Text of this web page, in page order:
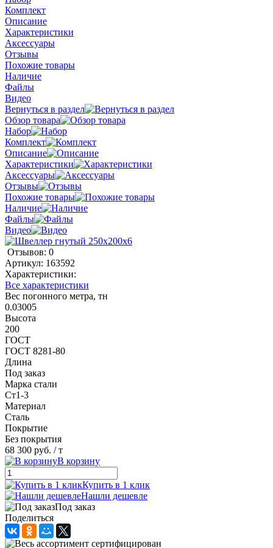
Комплект
Описание
Характеристики
Аксессуары
Отзывы
Похожие товары
Наличие
Файлы
Видео
Вернуться в раздел
Обзор товара
Набор
Комплект
Описание
Характеристики
Аксессуары
Отзывы
Похожие товары
Наличие
Файлы
Видео
Отзывов: 0
Артикул: 163592
Характеристики:
Все характеристики
Вес погонного метра, тн
0.03005
Высота
200
ГОСТ
ГОСТ 8281-80
Длина
Под заказ
Марка стали
Ст1-3
Материал
Сталь
Покрытие
Без покрытия
68 300 руб. / т
В корзину
Купить в 1 клик
Нашли дешевле
Под заказ
Поделиться